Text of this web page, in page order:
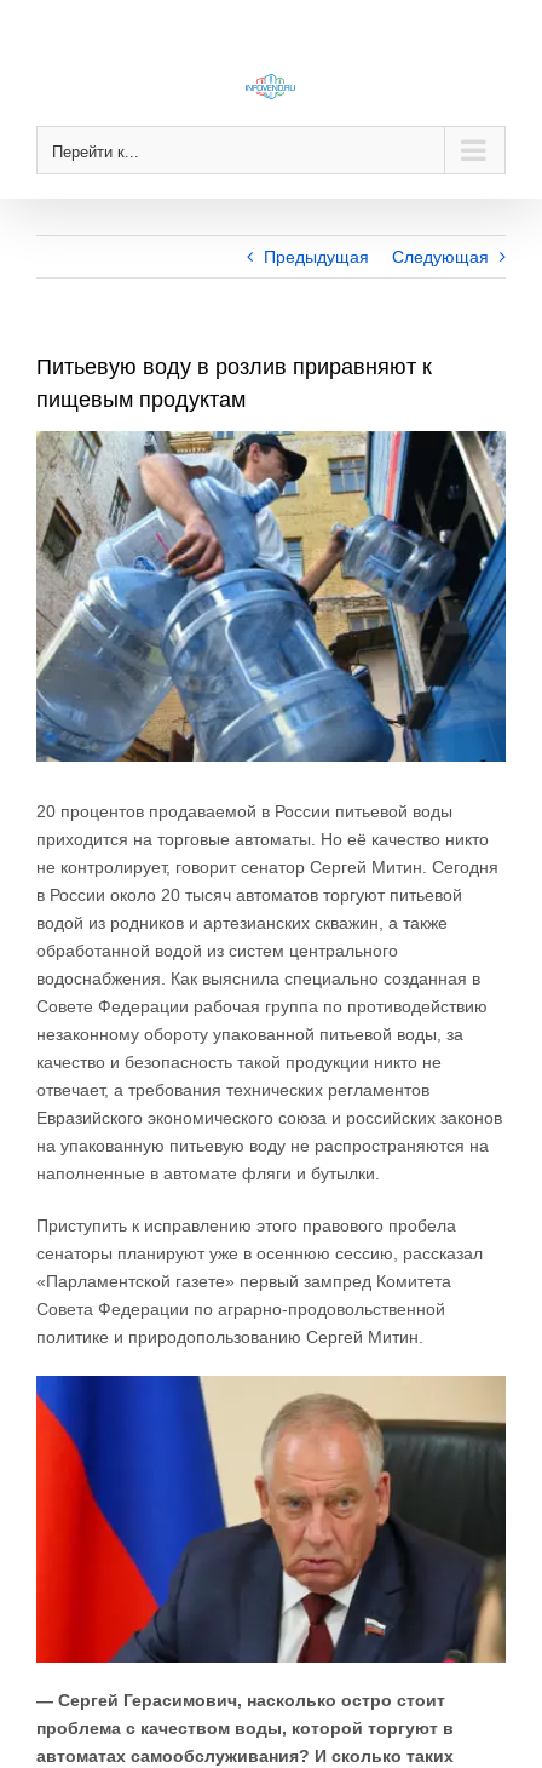
Перейти к...
Предыдущая Следующая
Питьевую воду в розлив приравняют к
пищевым продуктам
View
Larger
Image
20 процентов продаваемой в России питьевой воды
приходится на торговые автоматы. Но её качество никто
не контролирует, говорит сенатор Сергей Митин. Сегодня
в России около 20 тысяч автоматов торгуют питьевой
водой из родников и артезианских скважин, а также
обработанной водой из систем центрального
водоснабжения. Как выяснила специально созданная в
Совете Федерации рабочая группа по противодействию
незаконному обороту упакованной питьевой воды, за
качество и безопасность такой продукции никто не
отвечает, а требования технических регламентов
Евразийского экономического союза и российских законов
на упакованную питьевую воду не распространяются на
наполненные в автомате фляги и бутылки.
Приступить к исправлению этого правового пробела
сенаторы планируют уже в осеннюю сессию, рассказал
«Парламентской газете» первый зампред Комитета
Совета Федерации по аграрно-продовольственной
политике и природопользованию Сергей Митин.
— Сергей Герасимович, насколько остро стоит
проблема с качеством воды, которой торгуют в
автоматах самообслуживания? И сколько таких